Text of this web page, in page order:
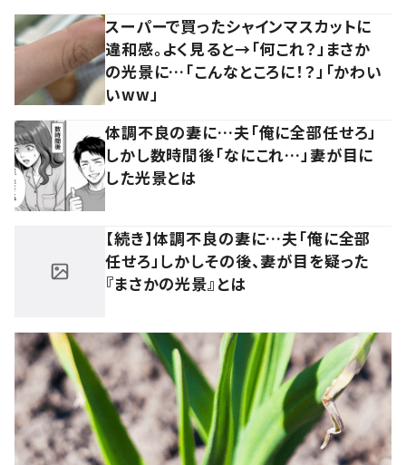
スーパーで買ったシャインマスカットに
違和感。よく見ると→「何これ？」まさか
の光景に…「こんなところに！？」「かわい
いww」
体調不良の妻に…夫「俺に全部任せろ」
しかし数時間後「なにこれ…」妻が目に
した光景とは
【続き】体調不良の妻に…夫「俺に全部
任せろ」しかしその後、妻が目を疑った
『まさかの光景』とは